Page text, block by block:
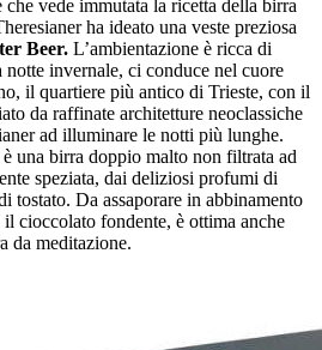
vede immutata la ricetta della birra
ha ideato una veste preziosa
Beer. L’ambientazione è ricca di
notte invernale, ci conduce nel cuore
il quartiere più antico di Trieste, con il
da raffinate architetture neoclassiche
ad illuminare le notti più lunghe.
è una birra doppio malto non filtrata ad
speziata, dai deliziosi profumi di
tostato. Da assaporare in abbinamento
cioccolato fondente, è ottima anche
da meditazione.